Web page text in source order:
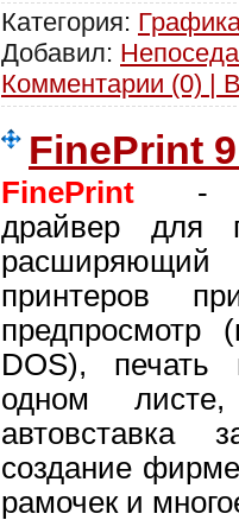
Категория:
Добавил: Непоседа
Комментарии (0) |
FinePrint
FinePrint -
драйвер для
принтеров
DOS), печать
одном
автовставка
создание
рамочек и